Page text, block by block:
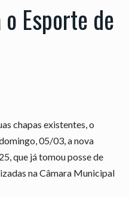
Esporte de
chapas existentes, o
05/03, a nova
que já tomou posse de
na Câmara Municipal